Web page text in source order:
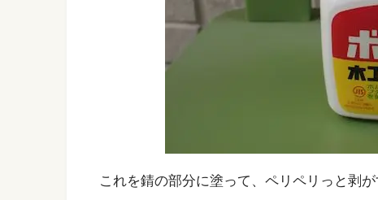
これを錆の部分に塗って、ペリペリっと剥